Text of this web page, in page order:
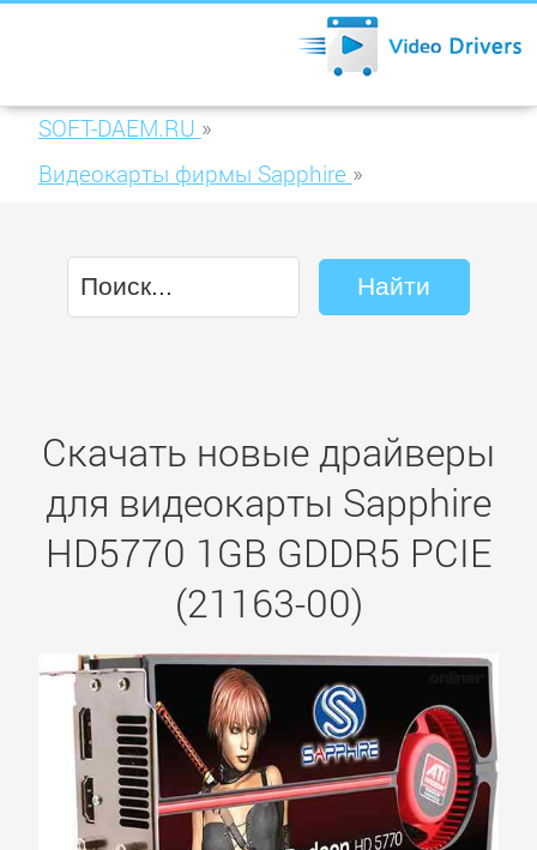
SOFT-DAEM.RU »
Видеокарты фирмы Sapphire »
00)
Скачать новые драйверы
для видеокарты Sapphire
HD5770 1GB GDDR5 PCIE
(21163-00)